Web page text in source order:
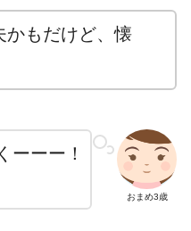
かもだけど、懐
おまめ3歳
ーーー！